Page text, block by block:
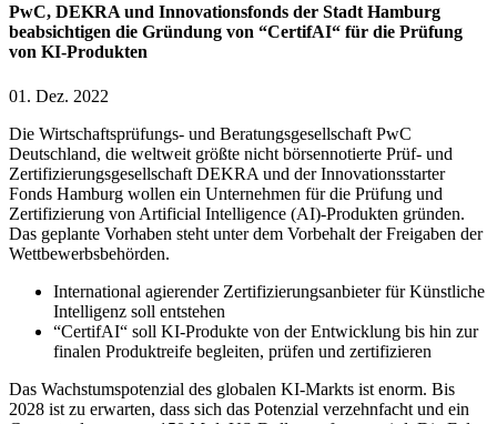
PwC, DEKRA und Innovationsfonds der Stadt Hamburg
beabsichtigen die Gründung von “CertifAI“ für die Prüfung
von KI-Produkten
01. Dez. 2022
Die Wirtschaftsprüfungs- und Beratungsgesellschaft PwC
Deutschland, die weltweit größte nicht börsennotierte Prüf- und
Zertifizierungsgesellschaft DEKRA und der Innovationsstarter
Fonds Hamburg wollen ein Unternehmen für die Prüfung und
Zertifizierung von Artificial Intelligence (AI)-Produkten gründen.
Das geplante Vorhaben steht unter dem Vorbehalt der Freigaben der
Wettbewerbsbehörden.
International agierender Zertifizierungsanbieter für Künstliche
Intelligenz soll entstehen
“CertifAI“ soll KI-Produkte von der Entwicklung bis hin zur
finalen Produktreife begleiten, prüfen und zertifizieren
Das Wachstumspotenzial des globalen KI-Markts ist enorm. Bis
2028 ist zu erwarten, dass sich das Potenzial verzehnfacht und ein